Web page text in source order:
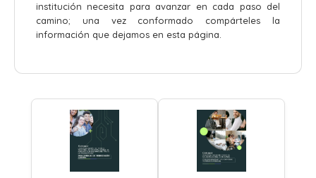
institución necesita para avanzar en cada paso del
camino; una vez conformado compárteles la
información que dejamos en esta página.